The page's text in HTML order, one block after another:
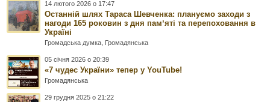
14 лютого 2026 о 17:47
Останній шлях Тараса Шевченка: плануємо заходи з
нагоди 165 роковин з дня памʼяті та перепоховання в
Україні
Громадська думка Громадянська
05 січня 2026 о 20:39
«7 чудес України» тепер у YouTube!
Громадянська
29 грудня 2025 о 21:22